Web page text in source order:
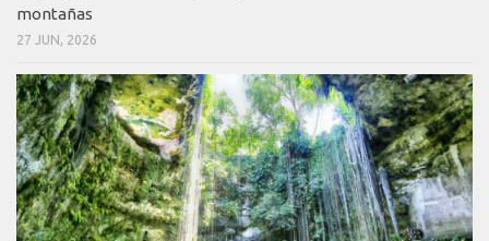
montañas
27 JUN, 2026